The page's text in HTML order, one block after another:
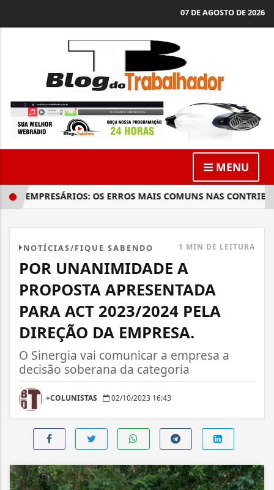
07 DE AGOSTO DE 2026
MENU
EMPRESÁRIOS: OS ERROS MAIS COMUNS NAS
NOTÍCIAS/FIQUE SABENDO 1 MIN DE LEITURA
POR UNANIMIDADE A
PROPOSTA APRESENTADA
PARA ACT 2023/2024 PELA
DIREÇÃO DA EMPRESA.
O Sinergia vai comunicar a empresa a
decisão soberana da categoria
+COLUNISTAS 02/10/2023 16:43